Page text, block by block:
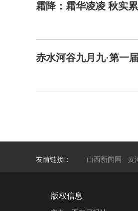
霜降：霜华凌凌 秋实
赤水河谷九月九·第一
友情链接： 山西新闻网 黄
版权信息